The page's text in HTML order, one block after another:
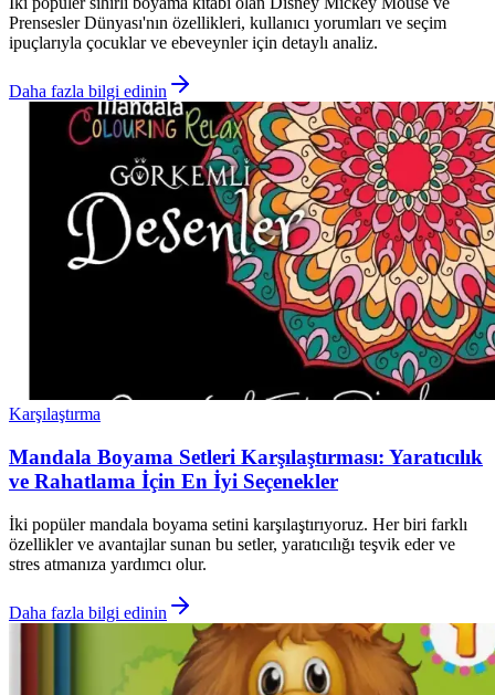
Prensesler Dünyası'nın özellikleri, kullanıcı yorumları ve seçim
ipuçlarıyla çocuklar ve ebeveynler için detaylı analiz.
Daha fazla bilgi edinin
Karşılaştırma
Mandala Boyama Setleri Karşılaştırması: Yaratıcılık
ve Rahatlama İçin En İyi Seçenekler
İki popüler mandala boyama setini karşılaştırıyoruz. Her biri farklı
özellikler ve avantajlar sunan bu setler, yaratıcılığı teşvik eder ve
stres atmanıza yardımcı olur.
Daha fazla bilgi edinin